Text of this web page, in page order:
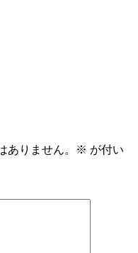
ありません。 ※ が付い